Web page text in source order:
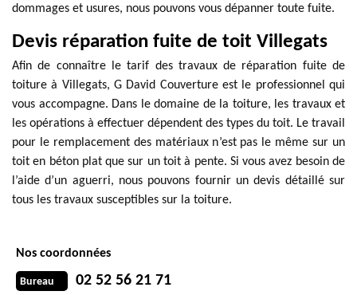
dommages et usures, nous pouvons vous dépanner toute fuite.
Devis réparation fuite de toit Villegats
Afin de connaître le tarif des travaux de réparation fuite de
toiture à Villegats, G David Couverture est le professionnel qui
vous accompagne. Dans le domaine de la toiture, les travaux et
les opérations à effectuer dépendent des types du toit. Le travail
pour le remplacement des matériaux n’est pas le même sur un
toit en béton plat que sur un toit à pente. Si vous avez besoin de
l’aide d’un aguerri, nous pouvons fournir un devis détaillé sur
tous les travaux susceptibles sur la toiture.
Nos coordonnées
Bureau 02 52 56 21 71